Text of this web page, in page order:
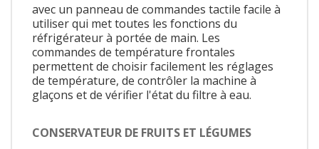
avec un panneau de commandes tactile facile à
utiliser qui met toutes les fonctions du
réfrigérateur à portée de main. Les
commandes de température frontales
permettent de choisir facilement les réglages
de température, de contrôler la machine à
glaçons et de vérifier l'état du filtre à eau.
CONSERVATEUR DE FRUITS ET LÉGUMES